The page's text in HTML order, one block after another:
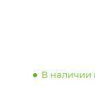
В наличии